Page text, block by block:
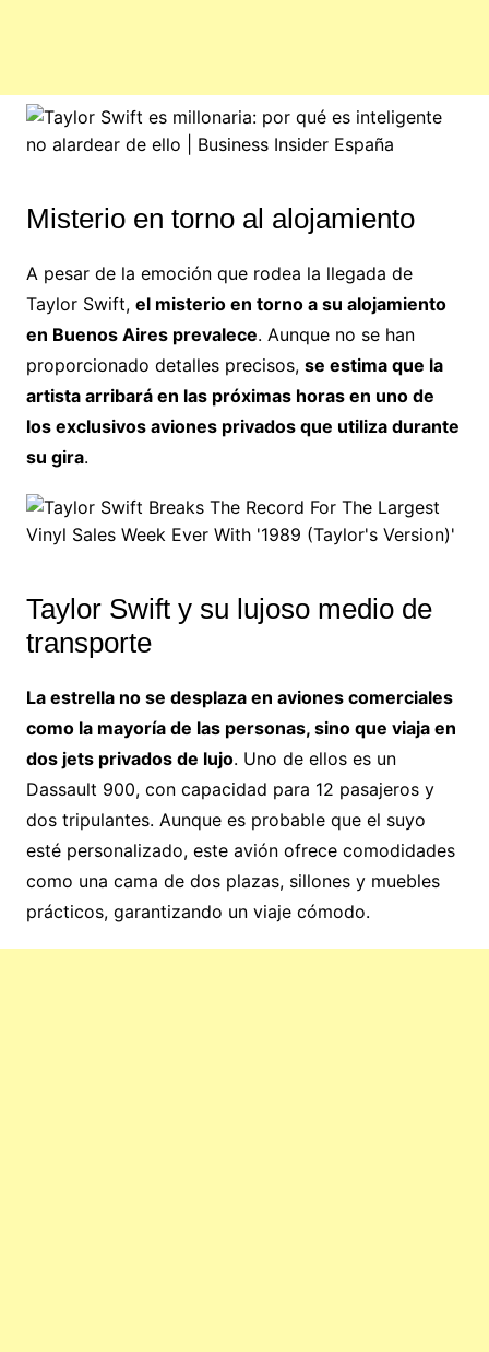
Misterio en torno al alojamiento
A pesar de la emoción que rodea la llegada de
Taylor Swift, el misterio en torno a su alojamiento
en Buenos Aires prevalece. Aunque no se han
proporcionado detalles precisos, se estima que la
artista arribará en las próximas horas en uno de
los exclusivos aviones privados que utiliza durante
su gira.
Taylor Swift y su lujoso medio de
transporte
La estrella no se desplaza en aviones comerciales
como la mayoría de las personas, sino que viaja en
dos jets privados de lujo. Uno de ellos es un
Dassault 900, con capacidad para 12 pasajeros y
dos tripulantes. Aunque es probable que el suyo
esté personalizado, este avión ofrece comodidades
como una cama de dos plazas, sillones y muebles
prácticos, garantizando un viaje cómodo.